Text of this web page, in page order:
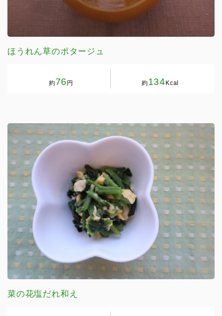
ほうれん草のポタージュ
約76 円 約134 Kcal
菜の花塩だれ和え